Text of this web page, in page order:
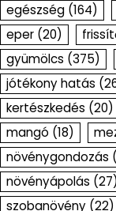
egészség (164)
eper (20)
gyümölcs (375)
jótékony hatás
kertészkedés (20)
mangó (18)
növénygondozás
növényápolás (27)
szobanövény (22)